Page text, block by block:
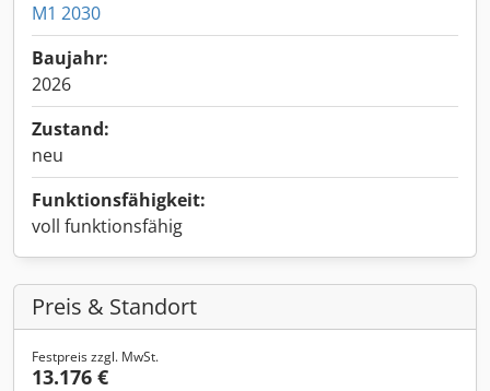
M1 2030
Baujahr:
2026
Zustand:
neu
Funktionsfähigkeit:
voll funktionsfähig
Preis & Standort
Festpreis zzgl. MwSt.
13.176 €